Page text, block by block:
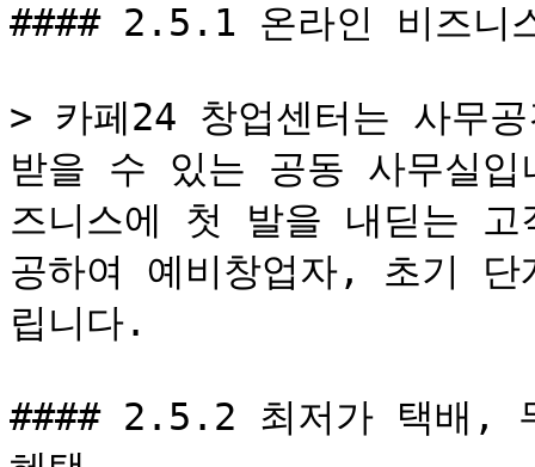
#### 2.5.1 온라인 비즈니
> 카페24 창업센터는 사무
받을 수 있는 공동 사무실
즈니스에 첫 발을 내딛는
공하여 예비창업자, 초기
립니다.
#### 2.5.2 최저가 택배,